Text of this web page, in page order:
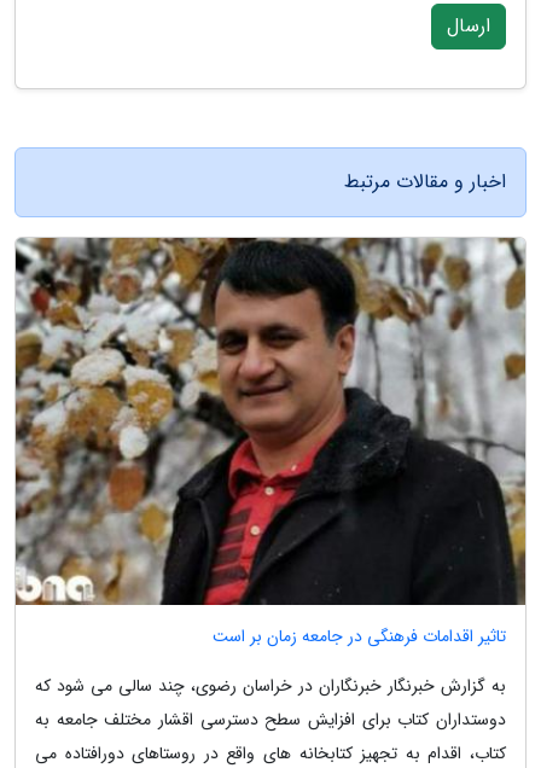
ارسال
اخبار و مقالات مرتبط
تاثیر اقدامات فرهنگی در جامعه زمان بر است
به گزارش خبرنگار خبرنگاران در خراسان رضوی، چند سالی می شود که
دوستداران کتاب برای افزایش سطح دسترسی اقشار مختلف جامعه به
کتاب، اقدام به تجهیز کتابخانه های واقع در روستاهای دورافتاده می